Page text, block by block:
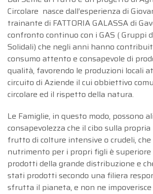
Choose view
Map view
Satellite
Terrain
Traffic conditions
Public transport
Show traffic incidents
Circolare nasce dall’esperienza di
trainante di FATTORIA GALASSA di
confronto continuo con i GAS ( Gruppi
Solidali) che negli anni hanno
consumo attento e consapevole di
qualità, favorendo le produzioni locali
circuito di Aziende il cui obbiettivo
circolare ed il rispetto della natura.
Le Famiglie, in questo modo, possono
consapevolezza che il cibo sulla
frutto di colture intensive o crudeli,
nutrimento per i propri figli è superiore
prodotti della grande distribuzione e
stati prodotti secondo una filiera
sfrutta il pianeta, e non ne impoverisce